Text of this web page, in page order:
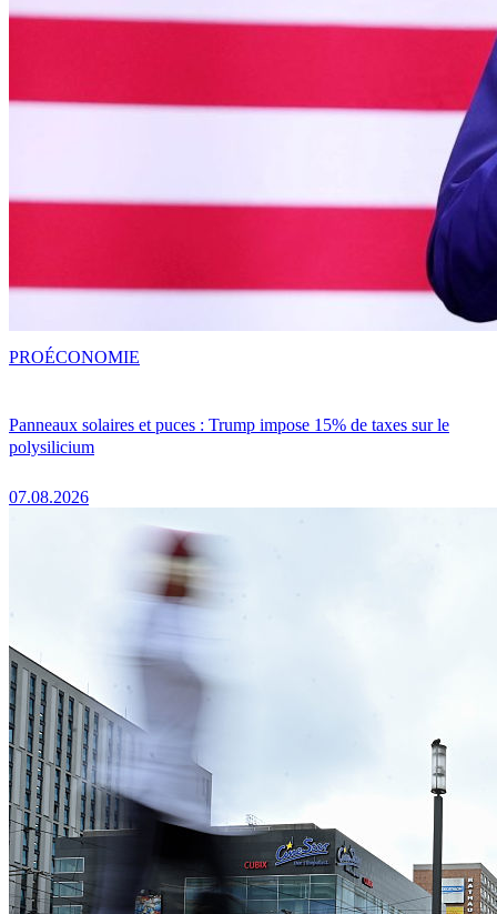
Panneaux solaires et puces : Trump impose 15% de taxes sur le
polysilicium
07.08.2026
PROÉCONOMIE